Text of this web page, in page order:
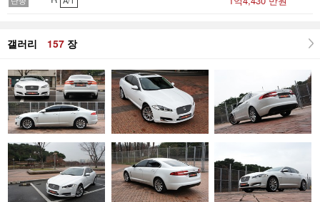
갤러리 157 장